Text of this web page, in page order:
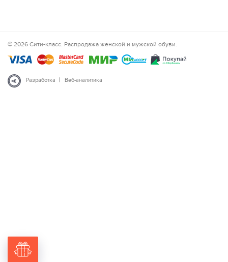
© 2026 Сити-класс. Распродажа женской и мужской обуви.
Разработка | Веб-аналитика